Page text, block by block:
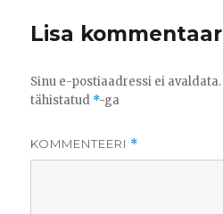
Lisa kommentaar
Sinu e-postiaadressi ei avaldata.
tähistatud *-ga
KOMMENTEERI *